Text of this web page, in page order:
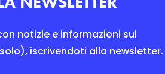
notizie e informazioni sul
iscrivendoti alla newsletter.